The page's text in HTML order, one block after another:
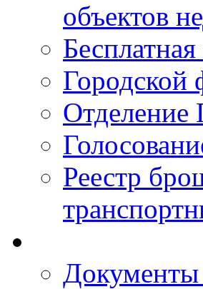
объектов
Городской
Отделение
Реестр
Документы